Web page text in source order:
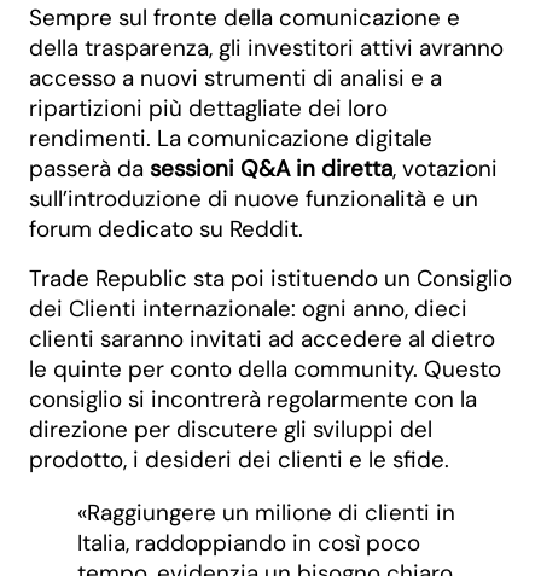
Sempre sul fronte della comunicazione e
della trasparenza, gli investitori attivi avranno
accesso a nuovi strumenti di analisi e a
ripartizioni più dettagliate dei loro
rendimenti. La comunicazione digitale
passerà da sessioni Q&A in diretta, votazioni
sull’introduzione di nuove funzionalità e un
forum dedicato su Reddit.
Trade Republic sta poi istituendo un Consiglio
dei Clienti internazionale: ogni anno, dieci
clienti saranno invitati ad accedere al dietro
le quinte per conto della community. Questo
consiglio si incontrerà regolarmente con la
direzione per discutere gli sviluppi del
prodotto, i desideri dei clienti e le sfide.
«Raggiungere un milione di clienti in
Italia, raddoppiando in così poco